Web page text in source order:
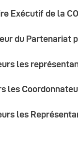
Exécutif de la
du Partenariat
les
les
les